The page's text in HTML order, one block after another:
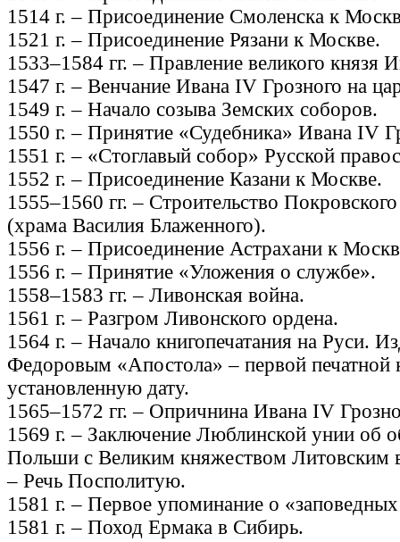
1514 г. – Присоединение Смоленска к
1521 г. – Присоединение Рязани к Москве.
1533–1584 гг. – Правление великого князя
1547 г. – Венчание Ивана IV Грозного на
1549 г. – Начало созыва Земских соборов.
1550 г. – Принятие «Судебника» Ивана IV
1551 г. – «Стоглавый собор» Русской
1552 г. – Присоединение Казани к Москве.
1555–1560 гг. – Строительство
(храма Василия Блаженного).
1556 г. – Присоединение Астрахани к
1556 г. – Принятие «Уложения о службе».
1558–1583 гг. – Ливонская война.
1561 г. – Разгром Ливонского ордена.
1564 г. – Начало книгопечатания на Руси.
Федоровым «Апостола» – первой
установленную дату.
1565–1572 гг. – Опричнина Ивана IV
1569 г. – Заключение Люблинской унии об
Польши с Великим княжеством Литовским
– Речь Посполитую.
1581 г. – Первое упоминание о
1581 г. – Поход Ермака в Сибирь.